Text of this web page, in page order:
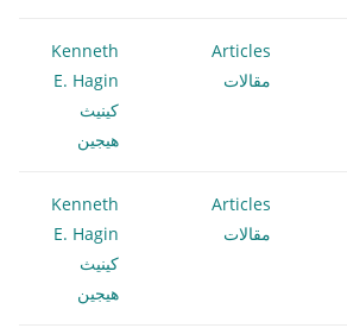
Articles
مقالات
Kenneth
E. Hagin
كينيث
هيجين
Articles
مقالات
Kenneth
E. Hagin
كينيث
هيجين